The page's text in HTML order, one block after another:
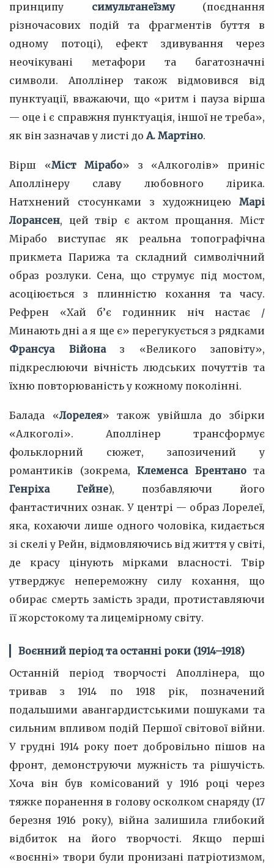
принципу симультанеїзму(поєднання
різночасових подій та фрагментів буття в
одному потоці), ефект здивування через
неочікувані метафори та багатозначні
символи. Аполлінер також відмовився від
пунктуації, вважаючи, що «ритм і пауза вірша
— оце і є справжня пунктуація, іншої не треба»,
як він зазначав у листі доА. Мартіно.
Вірш «Міст Мірабо» з «Алкоголів» приніс
Аполлінеру славу любовного лірика.
Натхнений стосунками з художницею Марі
Лорансен, цей твір є актом прощання. Міст
Мірабо виступає як реальна топографічна
прикмета Парижа та складний символічний
образ розлуки. Сена, що струмує під мостом,
асоціюється з плинністю кохання та часу.
Рефрен «Хай б’є годинник ніч настає /
Минають дні а я ще є» перегукується з рядками
Франсуа Війоназ «Великого заповіту»,
підкреслюючи вічність людських почуттів та
їхню повторюваність у кожному поколінні.
Балада «Лорелея» також увійшла до збірки
«Алкоголі». Аполлінер трансформує
фольклорний сюжет, запозичений у
романтиків (зокрема, Клеменса Брентанота
Генріха Гейне), позбавляючи його
фантастичних ознак. У центрі — образ Лорелеї,
яка, кохаючи лише одного чоловіка, кидається
зі скелі у Рейн, відмовляючись від життя у світі,
де красу цінують мірками власності. Твір
утверджує непереможну силу кохання, що
обирає смерть замість зради, протиставляючи
її жорстокому та лицемірному світу.
Воєнний період та останні роки (1914–1918)
Останній період творчості Аполлінера, що
тривав з 1914 по 1918 рік, позначений
подальшими авангардистськими пошуками та
сильним впливом подій Першої світової війни.
У грудні 1914 року поет добровільно пішов на
фронт, демонструючи мужність та рішучість.
Хоча він був комісований у 1916 році через
тяжке поранення в голову осколком снаряду (17
березня 1916 року), війна залишила глибокий
відбиток на його творчості. Якщо перші
«воєнні» твори були пронизані патріотизмом,